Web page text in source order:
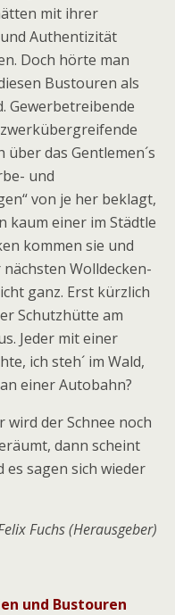
mit ihrer
Authentizität
Doch hörte man
Bustouren als
Gewerbetreibende
das Gentlemen´s
und
von je her beklagt,
kaum einer im Städtle
kommen sie und
Wolldecken-
ganz. Erst kürzlich
Schutzhütte am
Jeder mit einer
ich steh´ im Wald,
einer Autobahn?
wird der Schnee noch
dann scheint
sagen sich wieder
Fuchs (Herausgeber)
und Bustouren